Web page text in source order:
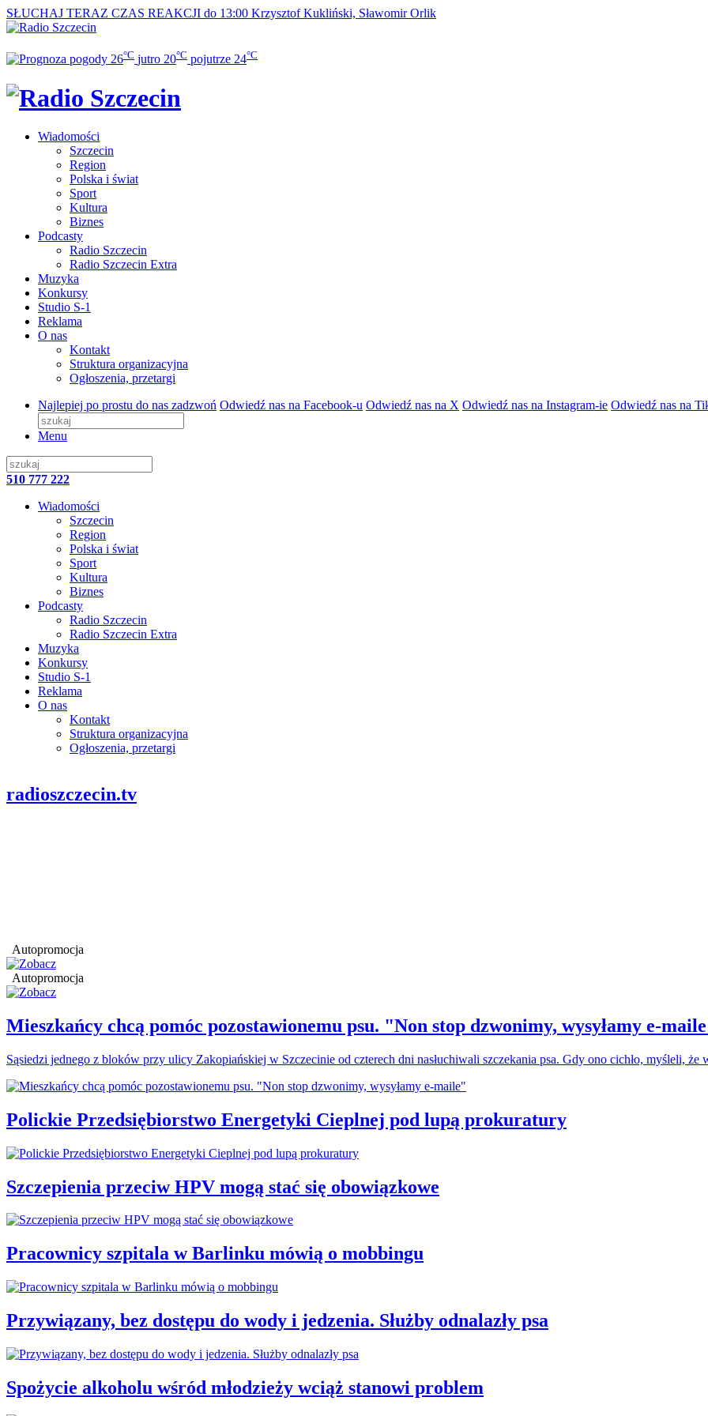
SŁUCHAJ TERAZ CZAS REAKCJI do 13:00 Krzysztof Kukliński, Sławomir Orlik
26°C jutro 20°C pojutrze 24°C
Wiadomości
Szczecin
Region
Polska i świat
Sport
Kultura
Biznes
Podcasty
Radio Szczecin
Radio Szczecin Extra
Muzyka
Konkursy
Studio S-1
Reklama
O nas
Kontakt
Struktura organizacyjna
Ogłoszenia, przetargi
Najlepiej po prostu do nas zadzwoń Odwiedź nas na Facebook-u Odwiedź nas na X Odwiedź nas na Instagram-ie Odwiedź nas na
Menu
510 777 222
Wiadomości
Szczecin
Region
Polska i świat
Sport
Kultura
Biznes
Podcasty
Radio Szczecin
Radio Szczecin Extra
Muzyka
Konkursy
Studio S-1
Reklama
O nas
Kontakt
Struktura organizacyjna
Ogłoszenia, przetargi
radioszczecin.tv
Autopromocja
Autopromocja
Mieszkańcy chcą pomóc pozostawionemu psu. "Non stop dzwonimy, wysyłamy e-
Sąsiedzi jednego z bloków przy ulicy Zakopiańskiej w Szczecinie od czterech dni nasłuchiwali szczekania psa. Gdy ono cichło, myśleli, że
Polickie Przedsiębiorstwo Energetyki Cieplnej pod lupą prokuratury
Szczepienia przeciw HPV mogą stać się obowiązkowe
Pracownicy szpitala w Barlinku mówią o mobbingu
Przywiązany, bez dostępu do wody i jedzenia. Służby odnalazły psa
Spożycie alkoholu wśród młodzieży wciąż stanowi problem